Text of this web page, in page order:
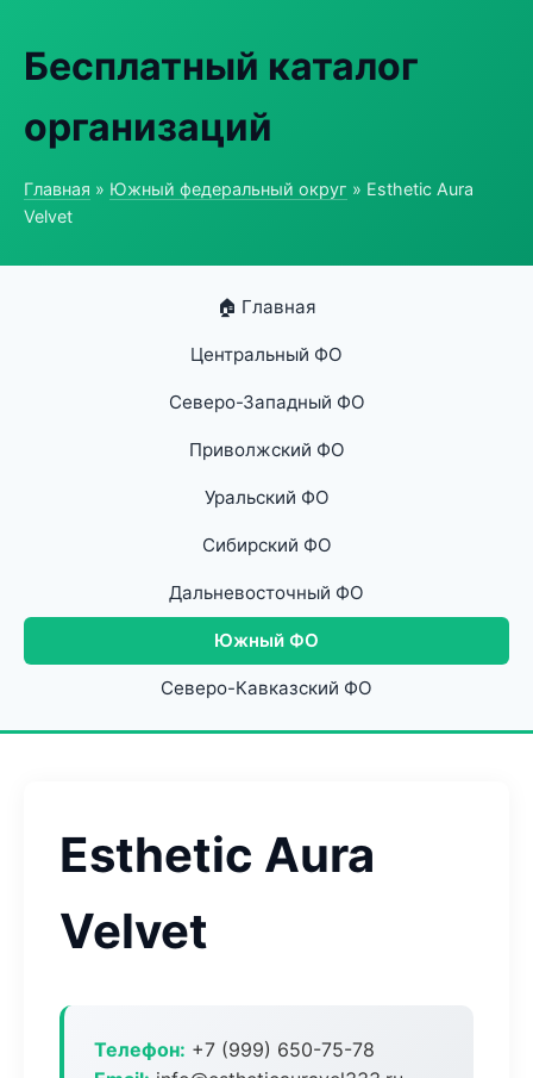
Бесплатный каталог
организаций
Главная » Южный федеральный округ » Esthetic Aura
Velvet
🏠 Главная
Центральный ФО
Северо-Западный ФО
Приволжский ФО
Уральский ФО
Сибирский ФО
Дальневосточный ФО
Южный ФО
Северо-Кавказский ФО
Esthetic Aura
Velvet
Телефон: +7 (999) 650-75-78